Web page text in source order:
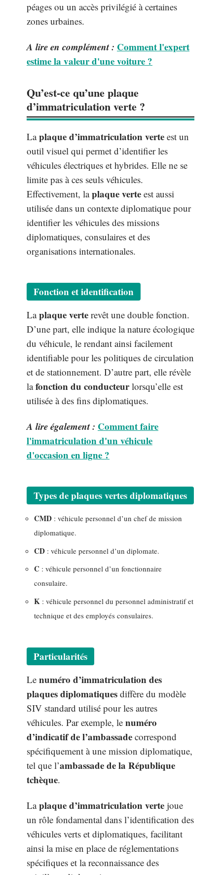
péages ou un accès privilégié à certaines
zones urbaines.
A lire en complément : Comment l'expert
estime la valeur d'une voiture ?
Qu’est-ce qu’une plaque
d’immatriculation verte ?
Laplaque d’immatriculation verte est un
outil visuel qui permet d’identifier les
véhicules électriques et hybrides. Elle ne se
limite pas à ces seuls véhicules.
Effectivement, laplaque verte est aussi
utilisée dans un contexte diplomatique pour
identifier les véhicules des missions
diplomatiques, consulaires et des
organisations internationales.
Fonction et identification
Laplaque verte revêt une double fonction.
D’une part, elle indique la nature écologique
du véhicule, le rendant ainsi facilement
identifiable pour les politiques de circulation
et de stationnement. D’autre part, elle révèle
lafonction du conducteurlorsqu’elle est
utilisée à des fins diplomatiques.
A lire également : Comment faire
l'immatriculation d'un véhicule
d'occasion en ligne ?
Types de plaques vertes diplomatiques
CMD : véhicule personnel d’un chef de mission
diplomatique.
CD : véhicule personnel d’un diplomate.
C : véhicule personnel d’un fonctionnaire
consulaire.
K : véhicule personnel du personnel administratif et
technique et des employés consulaires.
Particularités
Le numéro d’immatriculation des
plaques diplomatiques diffère du modèle
SIV standard utilisé pour les autres
véhicules. Par exemple, le numéro
d’indicatif de l’ambassade correspond
spécifiquement à une mission diplomatique,
tel que l’ambassade de la République
tchèque.
Laplaque d’immatriculation verte joue
un rôle fondamental dans l’identification des
véhicules verts et diplomatiques, facilitant
ainsi la mise en place de réglementations
spécifiques et la reconnaissance des